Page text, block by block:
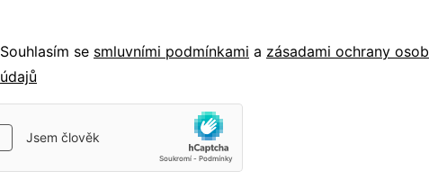
Souhlasím se smluvními podmínkami a zásadami ochrany
údajů